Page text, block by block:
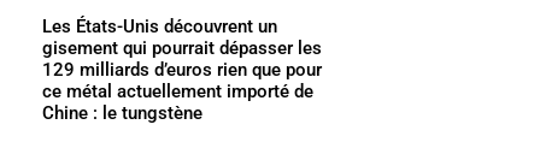
Les États-Unis découvrent un
gisement qui pourrait dépasser les
129 milliards d’euros rien que pour
ce métal actuellement importé de
Chine : le tungstène